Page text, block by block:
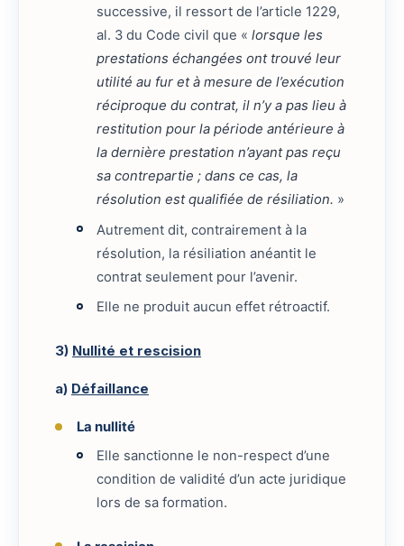
successive, il ressort de l’article 1229,
al. 3 du Code civil que «lorsque les
prestations échangées ont trouvé leur
utilité au fur et à mesure de l’exécution
réciproque du contrat, il n’y a pas lieu à
restitution pour la période antérieure à
la dernière prestation n’ayant pas reçu
sa contrepartie ; dans ce cas, la
résolution est qualifiée de résiliation. »
Autrement dit, contrairement à la
résolution, la résiliation anéantit le
contrat seulement pour l’avenir.
Elle ne produit aucun effet rétroactif.
3) Nullité et rescision
a) Défaillance
La nullité
Elle sanctionne le non-respect d’une
condition de validité d’un acte juridique
lors de sa formation.